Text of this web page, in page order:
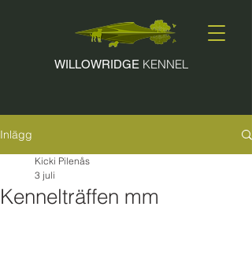
WILLOWRIDGE KENNEL
Inlägg
Kennelträffen mm
Kicki Pilenås
3 juli